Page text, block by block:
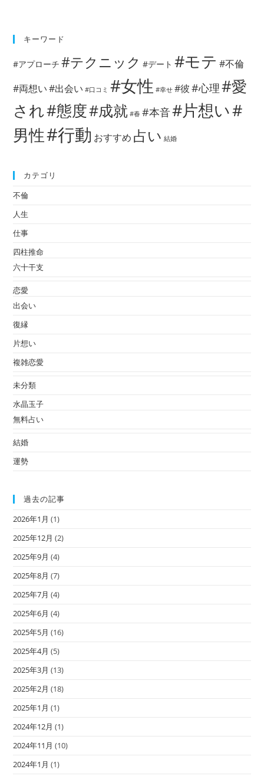
キーワード
#アプローチ #テクニック #デート #モテ #不倫
#両想い#出会い #口コミ #女性 #幸せ #彼#心理#愛
され#態度#成就 #春 #本音#片想い#
男性#行動 おすすめ 占い 結婚
カテゴリ
不倫
人生
仕事
四柱推命
六十干支
恋愛
出会い
復縁
片想い
複雑恋愛
未分類
水晶玉子
無料占い
結婚
運勢
過去の記事
2026年1月 (1)
2025年12月 (2)
2025年9月 (4)
2025年8月 (7)
2025年7月 (4)
2025年6月 (4)
2025年5月 (16)
2025年4月 (5)
2025年3月 (13)
2025年2月 (18)
2025年1月 (1)
2024年12月 (1)
2024年11月 (10)
2024年1月 (1)